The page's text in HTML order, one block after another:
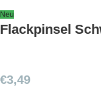
Neu
Flackpinsel
€3,49